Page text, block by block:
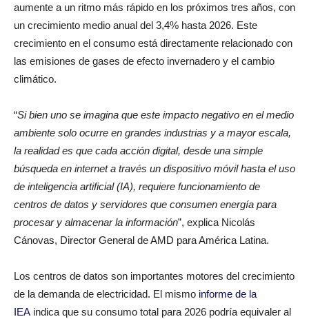
aumente a un ritmo más rápido en los próximos tres años, con
un crecimiento medio anual del 3,4% hasta 2026. Este
crecimiento en el consumo está directamente relacionado con
las emisiones de gases de efecto invernadero y el cambio
climático.
“Si bien uno se imagina que este impacto negativo en el medio
ambiente solo ocurre en grandes industrias y a mayor escala,
la realidad es que cada acción digital, desde una simple
búsqueda en internet a través un dispositivo móvil hasta el uso
de inteligencia artificial (IA), requiere funcionamiento de
centros de datos y servidores que consumen energía para
procesar y almacenar la información”, explica Nicolás
Cánovas, Director General de AMD para América Latina.
Los centros de datos son importantes motores del crecimiento
de la demanda de electricidad. El mismo informe de la
IEA indica que su consumo total para 2026 podría equivaler al